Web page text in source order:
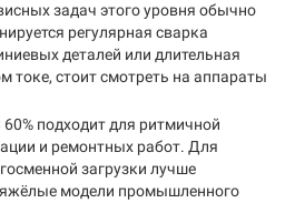
задач этого уровня обычно
регулярная сварка
деталей или длительная
токе, стоит смотреть на аппараты
подходит для ритмичной
и ремонтных работ. Для
загрузки лучше
модели промышленного